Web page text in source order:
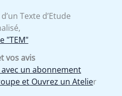
Texte d’Etude
"TEM"
vos avis
avec un abonnement
et Ouvrez un Atelier